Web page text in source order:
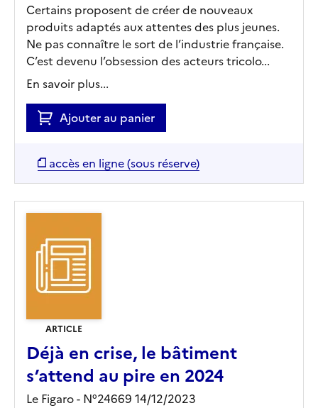
Certains proposent de créer de nouveaux
produits adaptés aux attentes des plus jeunes.
Ne pas connaître le sort de l’industrie française.
C’est devenu l’obsession des acteurs tricolo...
En savoir plus...
Ajouter au panier
accès en ligne (sous réserve)
ARTICLE
Déjà en crise, le bâtiment
s’attend au pire en 2024
Le Figaro - N°24669 14/12/2023